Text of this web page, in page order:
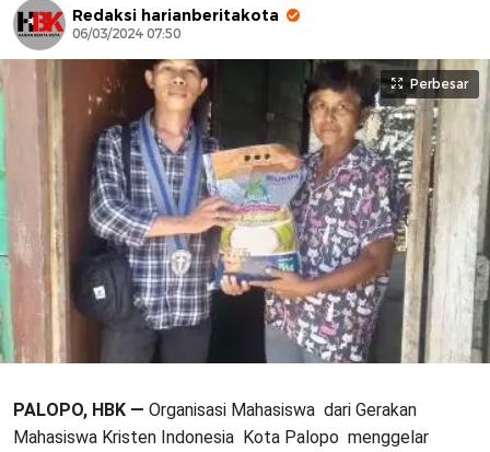
Redaksi harianberitakota
06/03/2024 07:50
Perbesar
PALOPO, HBK — Organisasi Mahasiswa dari Gerakan
Mahasiswa Kristen Indonesia Kota Palopo menggelar